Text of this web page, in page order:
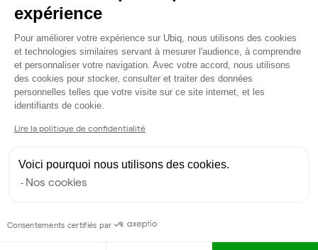
Engagement minimum Aucun
Durée de préavis 2 mois
Dépôt de garantie
Honoraires Ubiq
Gestionnaire de l'espace
expérience
Plateforme de Gestion du
Pour améliorer votre expérience sur Ubiq, nous utilisons des cookies
et technologies similaires servant à mesurer l'audience, à comprendre
et personnaliser votre navigation. Avec votre accord, nous utilisons
des cookies pour stocker, consulter et traiter des données
personnelles telles que votre visite sur ce site internet, et les
identifiants de cookie.
Lire la politique de confidentialité
Voici pourquoi nous utilisons des cookies.
Nos cookies
Consentements certifiés par